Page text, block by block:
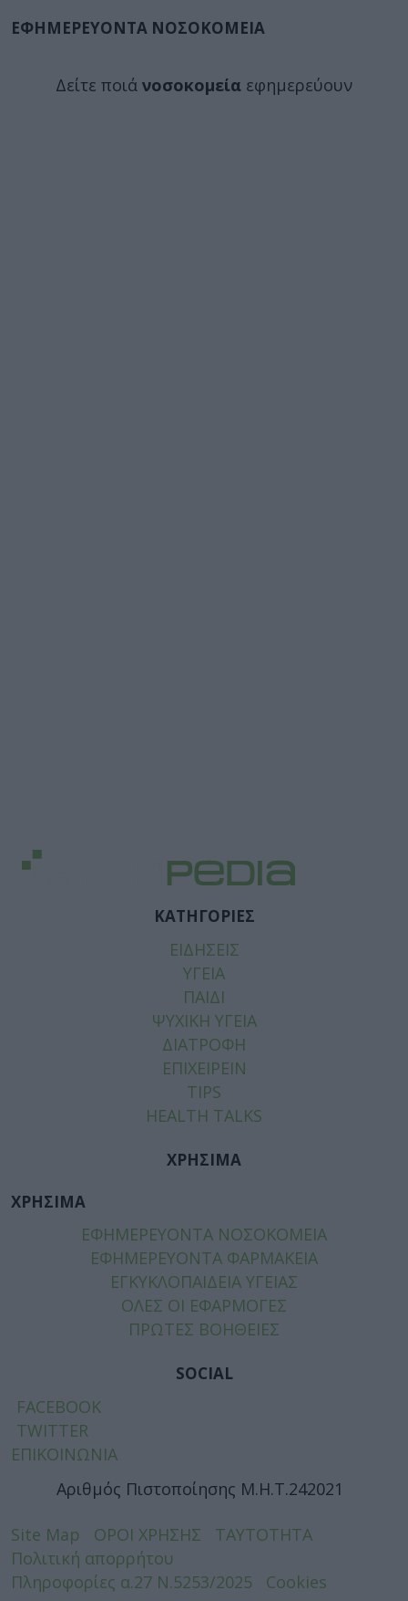
ΕΦΗΜΕΡΕΥΟΝΤΑ ΝΟΣΟΚΟΜΕΙΑ
Δείτε ποιά νοσοκομεία εφημερεύουν
ΚΑΤΗΓΟΡΙΕΣ
ΕΙΔΗΣΕΙΣ
ΥΓΕΙΑ
ΠΑΙΔΙ
ΨΥΧΙΚΗ ΥΓΕΙΑ
ΔΙΑΤΡΟΦΗ
ΕΠΙΧΕΙΡΕΙΝ
TIPS
HEALTH TALKS
ΧΡΗΣΙΜΑ
ΧΡΗΣΙΜΑ
ΕΦΗΜΕΡΕΥΟΝΤΑ ΝΟΣΟΚΟΜΕΙΑ
ΕΦΗΜΕΡΕΥΟΝΤΑ ΦΑΡΜΑΚΕΙΑ
ΕΓΚΥΚΛΟΠΑΙΔΕΙΑ ΥΓΕΙΑΣ
ΟΛΕΣ ΟΙ ΕΦΑΡΜΟΓΕΣ
ΠΡΩΤΕΣ ΒΟΗΘΕΙΕΣ
SOCIAL
FACEBOOK
TWITTER
ΕΠΙΚΟΙΝΩΝΙΑ
Αριθμός Πιστοποίησης Μ.Η.Τ.242021
Site Map ΟΡΟΙ ΧΡΗΣΗΣ
ΤΑΥΤΟΤΗΤΑ
Πολιτική απορρήτου
Πληροφορίες α.27 Ν.5253/2025
Cookies